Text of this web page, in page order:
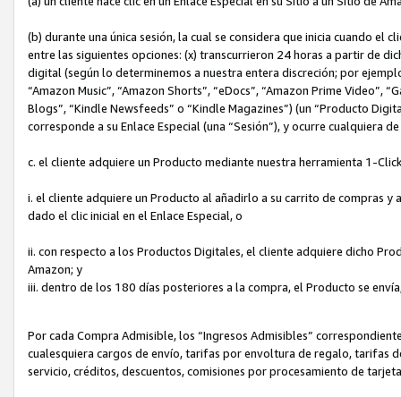
(b) durante una única sesión, la cual se considera que inicia cuando el
entre las siguientes opciones: (x) transcurrieron 24 horas a partir de
digital (según lo determinemos a nuestra entera discreción; por
“Amazon Music”, “Amazon Shorts”, “eDocs”, “Amazon Prime Video”,
Blogs”, “Kindle Newsfeeds” o “Kindle Magazines”) (un “Producto
corresponde a su Enlace Especial (una “Sesión”), y ocurre cualquiera
c. el cliente adquiere un Producto mediante nuestra herramienta 1-
i. el cliente adquiere un Producto al añadirlo a su carrito de compras
dado el clic inicial en el Enlace Especial, o
ii. con respecto a los Productos Digitales, el cliente adquiere dicho
Amazon; y
iii. dentro de los 180 días posteriores a la compra, el Producto se
Por cada Compra Admisible, los “Ingresos Admisibles”
cualesquiera cargos de envío, tarifas por envoltura de regalo, tarifas
servicio, créditos, descuentos, comisiones por procesamiento de